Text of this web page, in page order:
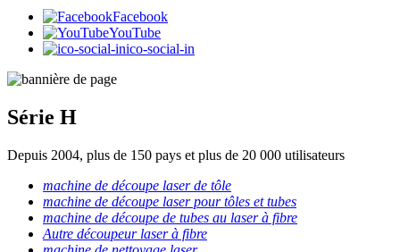
Facebook
YouTube
ico-social-in
Série H
Depuis 2004, plus de 150 pays et plus de 20 000 utilisateurs
machine de découpe laser de tôle
machine de découpe laser pour tôles et tubes
machine de découpe de tubes au laser à fibre
Autre découpeur laser à fibre